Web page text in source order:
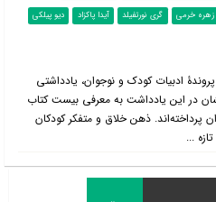
زهره خرمی گری نورتفیلد آیدا پاکزاد
دیو پیلکی
ادبیات کودک و نوجوان، یادداشتی
در این یادداشت به معرفی بیست کتاب
پرداخته‌اند. ذهن خلاق و متفکر کودکان
...